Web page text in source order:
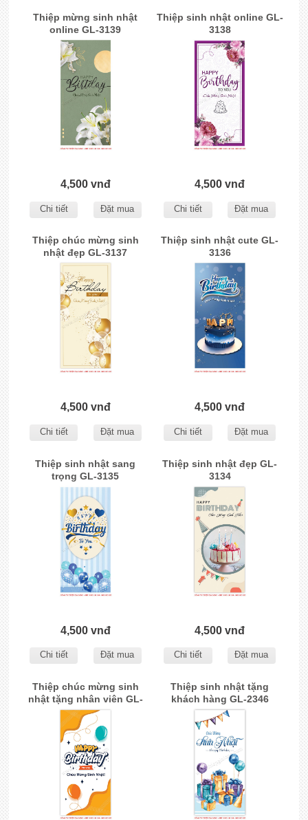
Thiệp mừng sinh nhật
online GL-3139
4,500 vnđ
Chi tiết Đặt mua
Thiệp sinh nhật online GL-
3138
4,500 vnđ
Chi tiết Đặt mua
Thiệp chúc mừng sinh
nhật đẹp GL-3137
4,500 vnđ
Chi tiết Đặt mua
Thiệp sinh nhật cute GL-
3136
4,500 vnđ
Chi tiết Đặt mua
Thiệp sinh nhật sang
trọng GL-3135
4,500 vnđ
Chi tiết Đặt mua
Thiệp sinh nhật đẹp GL-
3134
4,500 vnđ
Chi tiết Đặt mua
Thiệp chúc mừng sinh
nhật tặng nhân viên GL-
3133
Thiệp sinh nhật tặng
khách hàng GL-2346